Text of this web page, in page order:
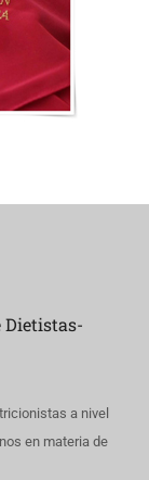
Dietistas-
a nivel
en materia de